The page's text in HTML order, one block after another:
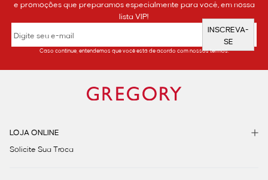
e promoções que preparamos especialmente para você, em nossa
lista VIP!
INSCREVA-
SE
Caso continue, entendemos que você está de acordo com nossos termos.
LOJA ONLINE
Solicite Sua Troca